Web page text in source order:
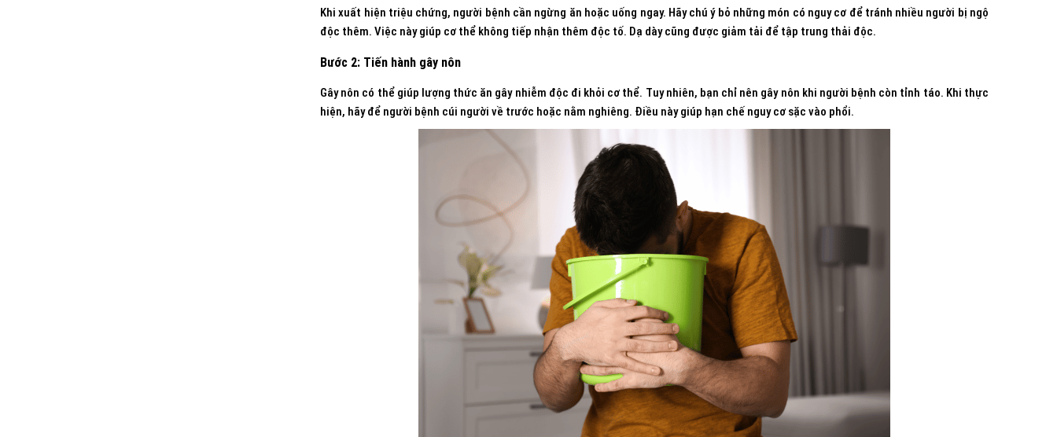
Khi xuất hiện triệu chứng, người bệnh cần ngừng ăn hoặc uống ngay. Hãy chú ý bỏ những món có nguy cơ để tránh nhiều người bị ngộ
độc thêm. Việc này giúp cơ thể không tiếp nhận thêm độc tố. Dạ dày cũng được giảm tải để tập trung thải độc.
Bước 2: Tiến hành gây nôn
Gây nôn có thể giúp lượng thức ăn gây nhiễm độc đi khỏi cơ thể. Tuy nhiên, bạn chỉ nên gây nôn khi người bệnh còn tỉnh táo. Khi thực
hiện, hãy để người bệnh cúi người về trước hoặc nằm nghiêng. Điều này giúp hạn chế nguy cơ sặc vào phổi.